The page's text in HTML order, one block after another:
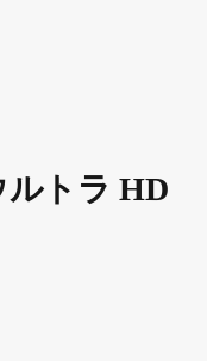
トラ HD